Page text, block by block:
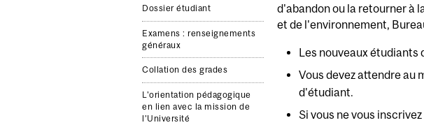
Dossier étudiant
Examens : renseignements
généraux
Collation des grades
L'orientation pédagogique
en lien avec la mission de
l'Université
d'abandon ou la retourner à
et de l'environnement,
Les nouveaux étudiants
Vous devez attendre au
d'étudiant.
Si vous ne vous